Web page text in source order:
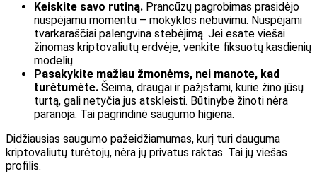
Keiskite savo rutiną. Prancūzų pagrobimas prasidėjo
nuspėjamu momentu – mokyklos nebuvimu. Nuspėjami
tvarkaraščiai palengvina stebėjimą. Jei esate viešai
žinomas kriptovaliutų erdvėje, venkite fiksuotų kasdienių
modelių.
Pasakykite mažiau žmonėms, nei manote, kad
turėtumėte. Šeima, draugai ir pažįstami, kurie žino jūsų
turtą, gali netyčia jus atskleisti. Būtinybė žinoti nėra
paranoja. Tai pagrindinė saugumo higiena.
Didžiausias saugumo pažeidžiamumas, kurį turi dauguma
kriptovaliutų turėtojų, nėra jų privatus raktas. Tai jų viešas
profilis.